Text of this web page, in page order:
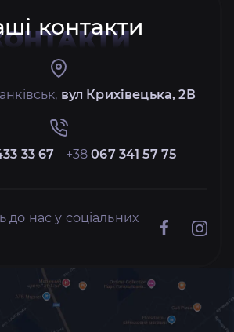
контакти
вул Крихівецька, 2В
33 67 +38067 341 57 75
до нас у соціальних